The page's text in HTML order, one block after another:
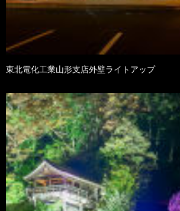
東北電化工業山形支店外壁ライトアップ